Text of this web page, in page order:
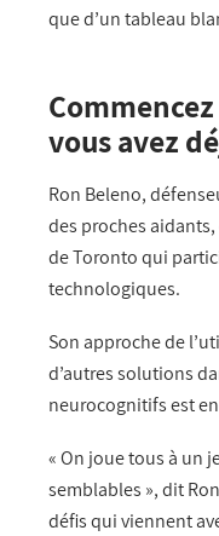
que d’un tableau
vous avez
Ron Beleno,
des proches
de Toronto qui
technologiques.
Son approche de
d’autres solutions
neurocognitifs est
« On joue tous à un
semblables », dit
défis qui viennent